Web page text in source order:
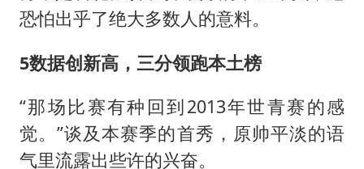
恐怕出乎了绝大多数人的意料。
5数据创新高，三分领跑本土榜
“那场比赛有种回到2013年世青赛的感
觉。”谈及本赛季的首秀，原帅平淡的语
气里流露出些许的兴奋。